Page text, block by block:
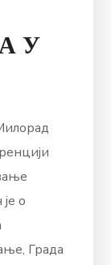
У
о
Града